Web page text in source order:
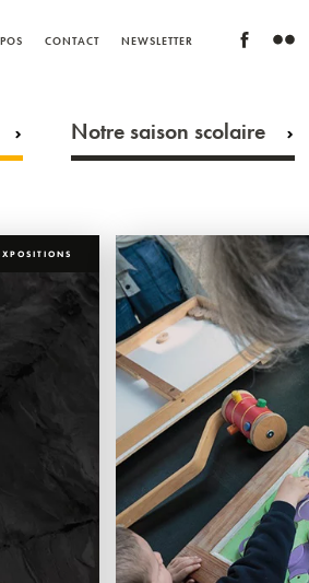
CONTACT NEWSLETTER
Notre saison scolaire